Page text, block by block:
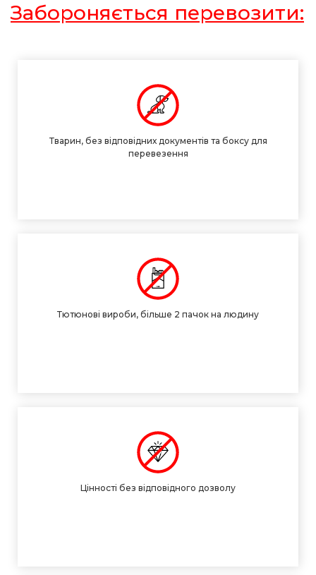
Забороняється перевозити:
Тварин, без відповідних документів та боксу для
перевезення
Тютюнові вироби, більше 2 пачок на людину
Цінності без відповідного дозволу